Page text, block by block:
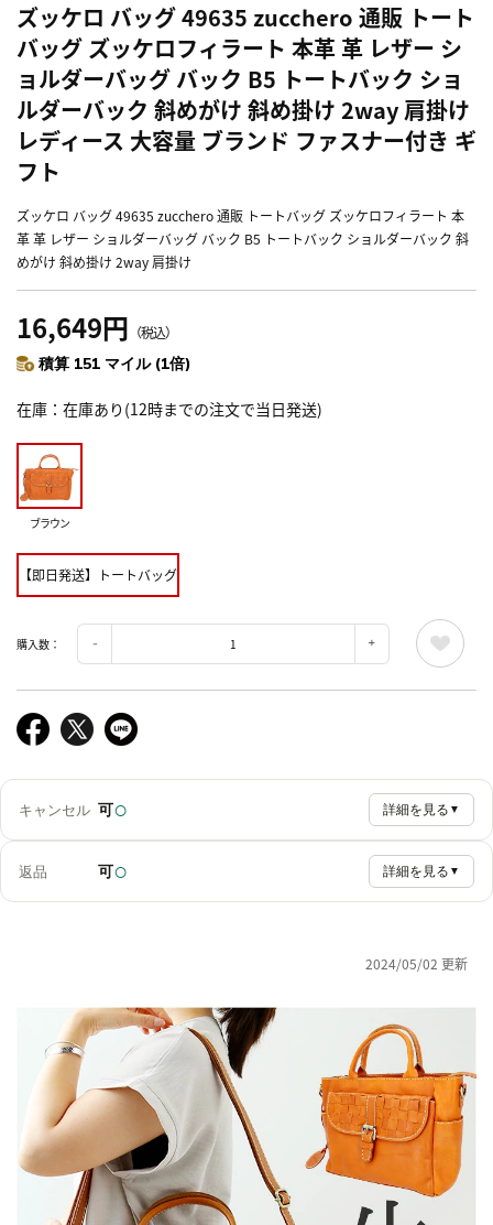
ズッケロ バッグ 49635 zucchero 通販 トート
バッグ ズッケロフィラート 本革 革 レザー シ
ョルダーバッグ バック B5 トートバック ショ
ルダーバック 斜めがけ 斜め掛け 2way 肩掛け
レディース 大容量 ブランド ファスナー付き ギ
フト
ズッケロ バッグ 49635 zucchero 通販 トートバッグ ズッケロフィラート 本
革 革 レザー ショルダーバッグ バック B5 トートバック ショルダーバック 斜
めがけ 斜め掛け 2way 肩掛け
16,649円 （税込）
積算 151 マイル (1倍)
在庫 在庫あり(12時までの注文で当日発送)
ブラウン
【即日発送】トートバッグ
購入数：
キャンセル 可○ 詳細を見る ▼
返品 可○ 詳細を見る ▼
2024/05/02 更新